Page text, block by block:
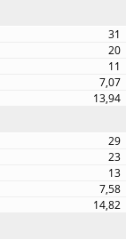
31
20
11
7,07
13,94
29
23
13
7,58
14,82